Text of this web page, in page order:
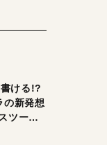
ける!?
の新発想
ツーウ
持ち替